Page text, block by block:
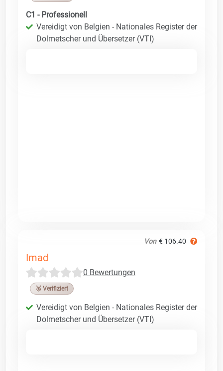
C1 - Professionell
Vereidigt von Belgien - Nationales Register der
Dolmetscher und Übersetzer (VTI)
Von € 106.40
Imad
0 Bewertungen
🥉 Verifiziert
Vereidigt von Belgien - Nationales Register der
Dolmetscher und Übersetzer (VTI)